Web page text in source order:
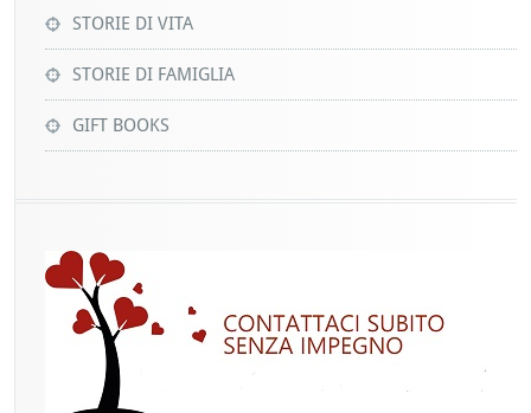
STORIE DI VITA
STORIE DI FAMIGLIA
GIFT BOOKS